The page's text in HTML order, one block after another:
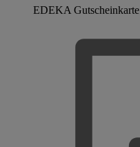
EDEKA Gutscheinkarte